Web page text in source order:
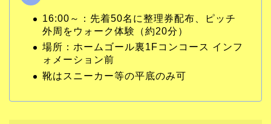
16:00～：先着50名に整理券配布、ピッチ
外周をウォーク体験（約20分）
場所：ホームゴール裏1Fコンコース インフ
ォメーション前
靴はスニーカー等の平底のみ可